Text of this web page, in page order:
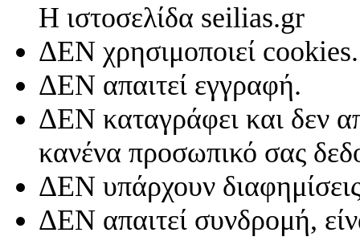
Η ιστοσελίδα seilias.gr
ΔΕΝ χρησιμοποιεί cookies.
ΔΕΝ απαιτεί εγγραφή.
ΔΕΝ καταγράφει και δεν
κανένα προσωπικό σας
ΔΕΝ υπάρχουν
ΔΕΝ απαιτεί συνδρομή,